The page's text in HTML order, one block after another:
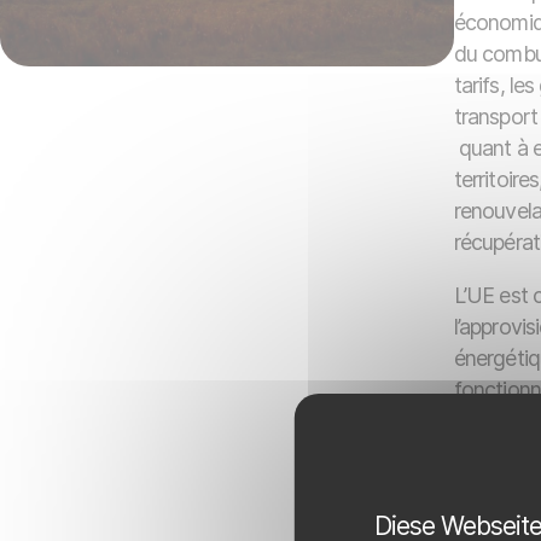
du
tarifs,
transport
quant à
L’UE
d’ici
Diese